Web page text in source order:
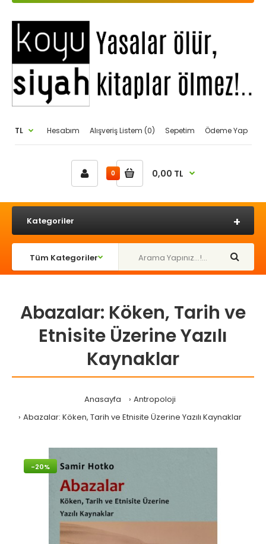
TL Hesabım Alışveriş Listem (0) Sepetim Ödeme Yap
0 0,00 TL
Kategoriler
Abazalar: Köken, Tarih ve
Etnisite Üzerine Yazılı
Kaynaklar
Anasayfa
Antropoloji
Abazalar: Köken, Tarih ve Etnisite Üzerine Yazılı Kaynaklar
-20%